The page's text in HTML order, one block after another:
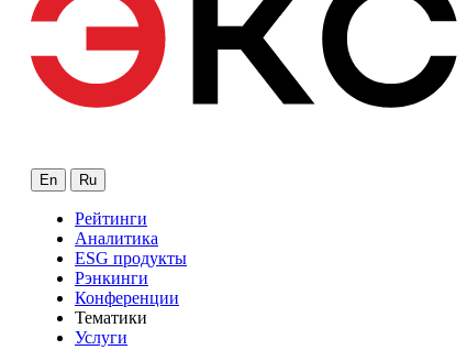
En Ru
Рейтинги
Аналитика
ESG продукты
Рэнкинги
Конференции
Тематики
Услуги